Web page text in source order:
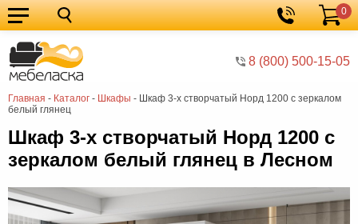
8 (800) 500-15-05
Корзина
0
Главная - Каталог - Шкафы - Шкаф 3-х створчатый Норд 1200 с зеркалом
белый глянец
Кухонные
гарнитуры
Мебель
для
кухни
Мебель
для
спальни
Кровати
Шкафы
Диваны
Мягкая
мебель
Детская
Шкаф 3-х створчатый Норд 1200 с
зеркалом белый глянец в Лесном